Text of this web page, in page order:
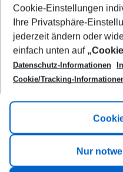
Footer
Footer navigation
Title A
Link A
Cookie-Einstellungen
Ihre Privatsphäre-
jederzeit ändern oder
einfach unten auf
Datenschutz-Informationen
Cookie/Tracking-
Nur